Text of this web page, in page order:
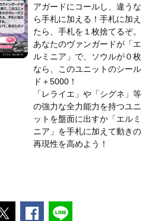
アガードにコールし、違うな
ら手札に加える！手札に加え
たら、手札を１枚捨てるぞ。
あなたのヴァンガードが「エ
ルミニア」で、ソウルが０枚
なら、このユニットのシール
ド＋5000！
「レライエ」や「シグネ」等
の強力な全力能力を持つユニ
ットを盤面に出すか「エルミ
ニア」を手札に加えて動きの
再現性を高めよう！
ポストするFacebookでシェアする